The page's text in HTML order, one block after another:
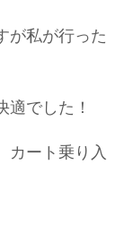
が私が行った
でした！
カート乗り入